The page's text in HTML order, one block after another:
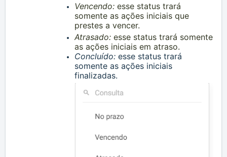
Vencendo: esse status trará
somente as ações iniciais que
prestes a vencer.
Atrasado: esse status trará somente
as ações iniciais em atraso.
Concluído: esse status trará
somente as ações iniciais
finalizadas.